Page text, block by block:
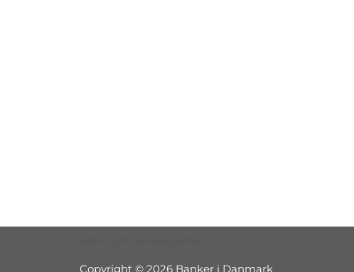
Copyright © 2026 Banker i Danmark